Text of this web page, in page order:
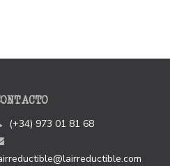
(+34) 973 01 81 68